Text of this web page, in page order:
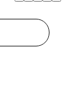
GALLERY